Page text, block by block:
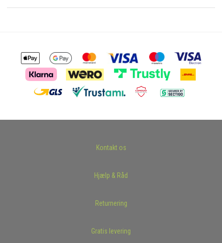
Kontakt os
Hjælp & Råd
Returnering
Gratis levering